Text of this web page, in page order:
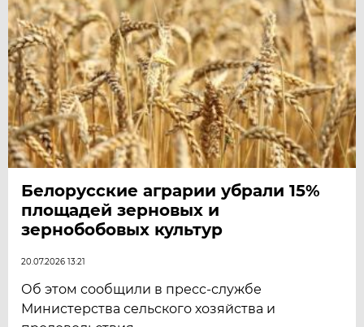
Белорусские аграрии убрали 15%
площадей зерновых и
зернобобовых культур
20.07.2026 13:21
Об этом сообщили в пресс-службе
Министерства сельского хозяйства и